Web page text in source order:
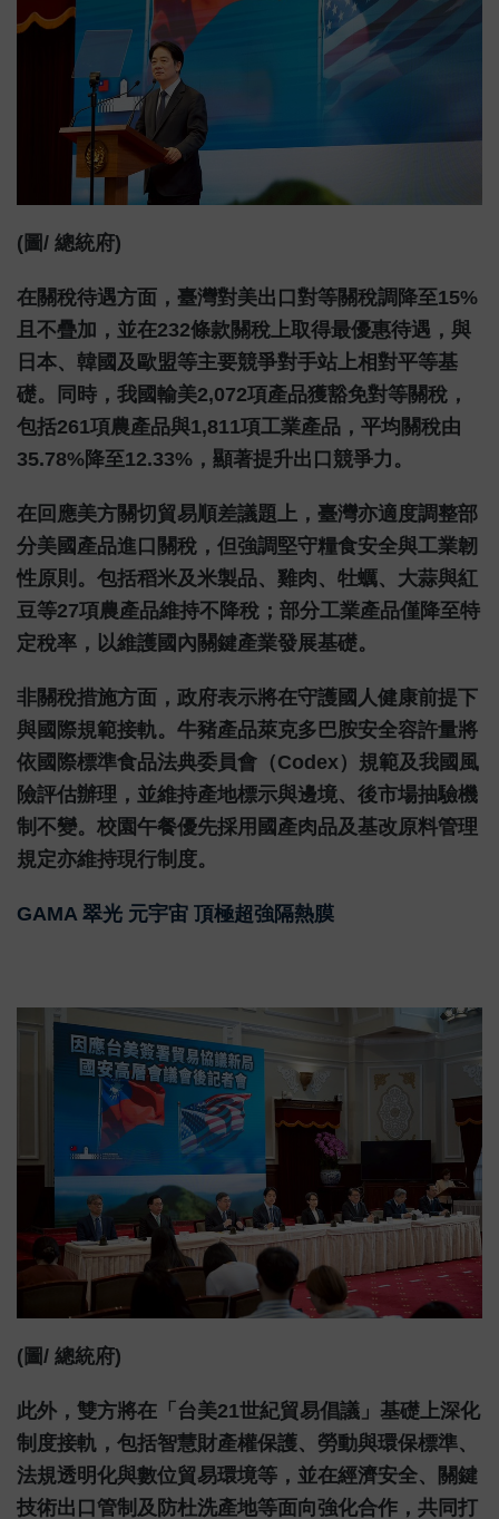
(圖/ 總統府)
在關稅待遇方面，臺灣對美出口對等關稅調降至15%
且不疊加，並在232條款關稅上取得最優惠待遇，與
日本、韓國及歐盟等主要競爭對手站上相對平等基
礎。同時，我國輸美2,072項產品獲豁免對等關稅，
包括261項農產品與1,811項工業產品，平均關稅由
35.78%降至12.33%，顯著提升出口競爭力。
在回應美方關切貿易順差議題上，臺灣亦適度調整部
分美國產品進口關稅，但強調堅守糧食安全與工業韌
性原則。包括稻米及米製品、雞肉、牡蠣、大蒜與紅
豆等27項農產品維持不降稅；部分工業產品僅降至特
定稅率，以維護國內關鍵產業發展基礎。
非關稅措施方面，政府表示將在守護國人健康前提下
與國際規範接軌。牛豬產品萊克多巴胺安全容許量將
依國際標準食品法典委員會（Codex）規範及我國風
險評估辦理，並維持產地標示與邊境、後市場抽驗機
制不變。校園午餐優先採用國產肉品及基改原料管理
規定亦維持現行制度。
GAMA 翠光 元宇宙 頂極超強隔熱膜
(圖/ 總統府)
此外，雙方將在「台美21世紀貿易倡議」基礎上深化
制度接軌，包括智慧財產權保護、勞動與環保標準、
法規透明化與數位貿易環境等，並在經濟安全、關鍵
技術出口管制及防杜洗產地等面向強化合作，共同打